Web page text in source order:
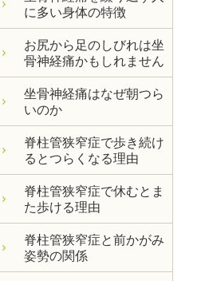
に多い身体の特徴
お尻から足のしびれは坐
骨神経痛かもしれません
坐骨神経痛はなぜ朝つら
いのか
脊柱管狭窄症で歩き続け
るとつらくなる理由
脊柱管狭窄症で休むとま
た歩ける理由
脊柱管狭窄症と前かがみ
姿勢の関係